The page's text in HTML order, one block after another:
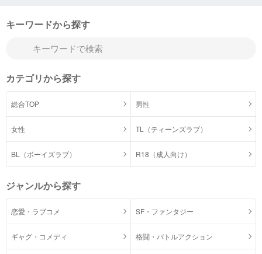
キーワードから探す
カテゴリから探す
総合TOP 男性
女性 TL（ティーンズラブ）
BL（ボーイズラブ） R18（成人向け）
ジャンルから探す
恋愛・ラブコメ SF・ファンタジー
ギャグ・コメディ 格闘・バトルアクション